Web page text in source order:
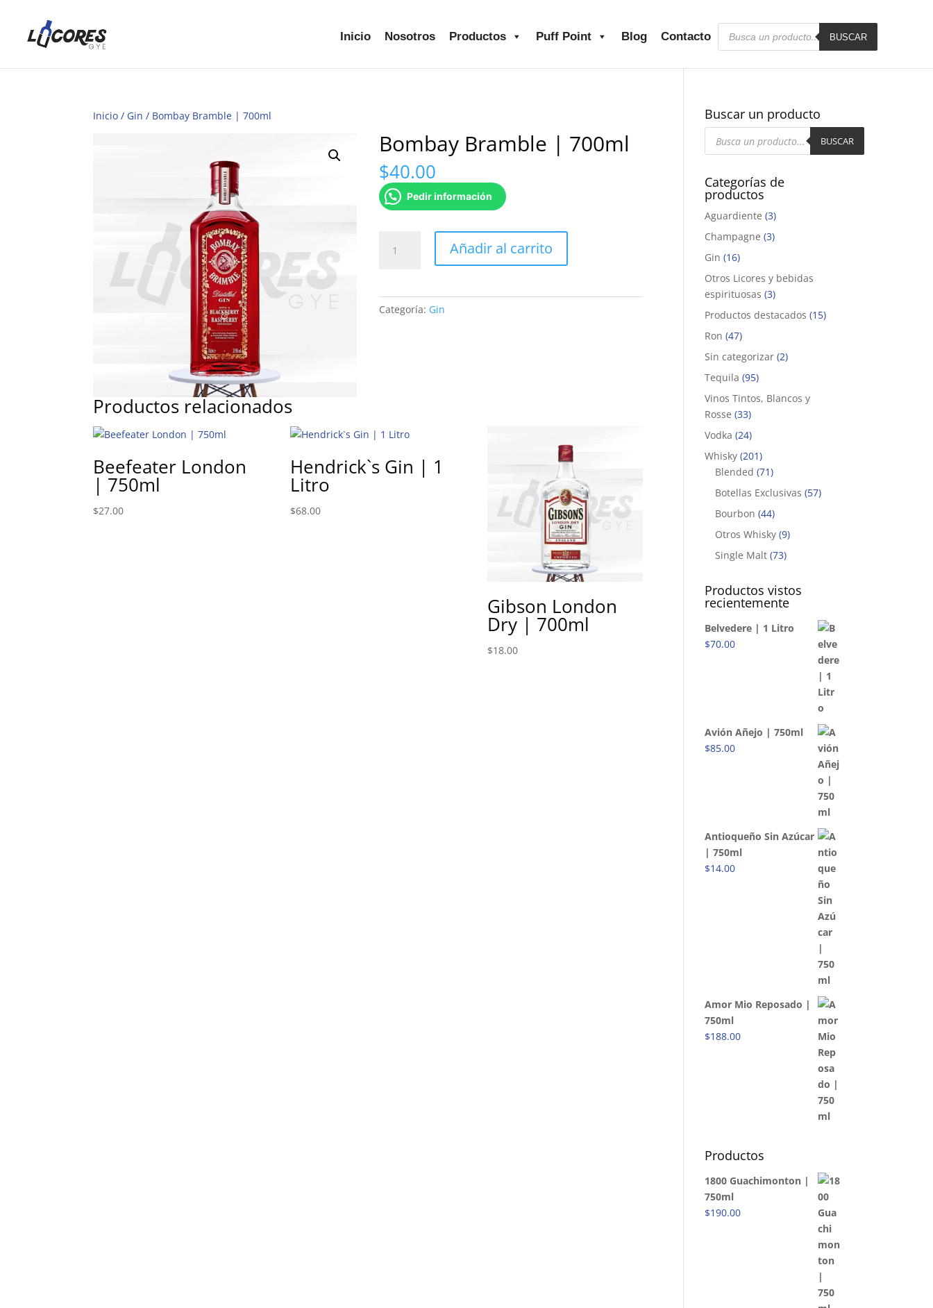
Inicio Nosotros Productos Puff Point Blog Contacto
Búsqueda
BUSCAR
Inicio / Gin / Bombay Bramble | 700ml
Bombay Bramble | 700ml
$40.00
Pedir información
Bramble
cantidad
Añadir al carrito
Categoría: Gin
Productos relacionados
Beefeater London
| 750ml
$27.00
Hendrick`s Gin | 1
Litro
$68.00
Gibson London
Dry | 700ml
$18.00
Buscar un producto
Búsqueda
productos
BUSCAR
Categorías de
productos
Aguardiente (3)
Champagne (3)
Gin (16)
Otros Licores y bebidas
espirituosas (3)
Productos destacados (15)
Ron (47)
Sin categorizar (2)
Tequila (95)
Vinos Tintos, Blancos y
Rosse (33)
Vodka (24)
Whisky (201)
Blended (71)
Botellas Exclusivas (57)
Bourbon (44)
Otros Whisky (9)
Single Malt (73)
Productos vistos
recientemente
Belvedere | 1 Litro
$70.00
Avión Añejo | 750ml
$85.00
Antioqueño Sin Azúcar
| 750ml
$14.00
Amor Mio Reposado |
750ml
$188.00
Productos
1800 Guachimonton |
750ml
$190.00